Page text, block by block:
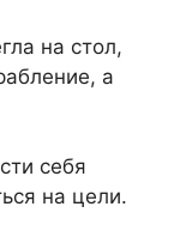
на стол,
а
себя
на цели.